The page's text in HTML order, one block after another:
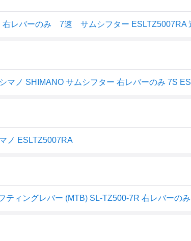
レバーのみ 7速 サムシフター ESLTZ5007RA
マノ SHIMANO サムシフター 右レバーのみ 7S
ノ ESLTZ5007RA